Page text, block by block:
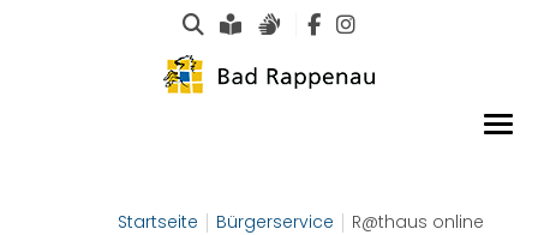
Suche
Leichte Sprache
Gebärdensprachen
Startseite Bürgerservice
R@thaus online